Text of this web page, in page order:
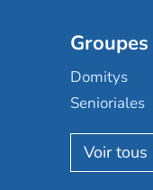
Domitys
Senioriales
Nohée
Les